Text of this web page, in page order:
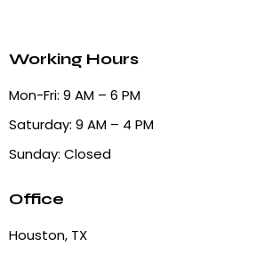
Working Hours
Mon-Fri: 9 AM – 6 PM
Saturday: 9 AM – 4 PM
Sunday: Closed
Office
Houston, TX